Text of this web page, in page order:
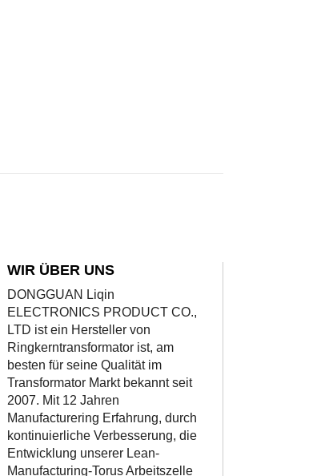
WIR ÜBER UNS
DONGGUAN Liqin
ELECTRONICS PRODUCT CO.,
LTD ist ein Hersteller von
Ringkerntransformator ist, am
besten für seine Qualität im
Transformator Markt bekannt seit
2007. Mit 12 Jahren
Manufacturering Erfahrung, durch
kontinuierliche Verbesserung, die
Entwicklung unserer Lean-
Manufacturing-Torus Arbeitszelle